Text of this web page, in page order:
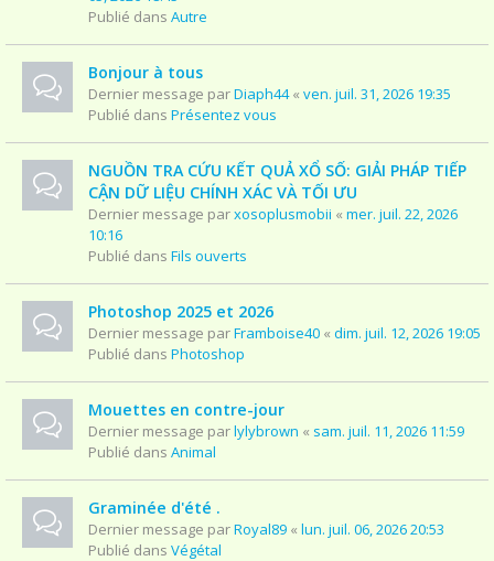
Publié dans Autre
Bonjour à tous
Dernier message parDiaph44« ven. juil. 31, 2026 19:35
Publié dans Présentez vous
NGUỒN TRA CỨU KẾT QUẢ XỔ SỐ: GIẢI PHÁP TIẾP
CẬN DỮ LIỆU CHÍNH XÁC VÀ TỐI ƯU
Dernier message parxosoplusmobii « mer. juil. 22, 2026
10:16
Publié dans Fils ouverts
Photoshop 2025 et 2026
Dernier message parFramboise40 « dim. juil. 12, 2026 19:05
Publié dans Photoshop
Mouettes en contre-jour
Dernier message parlylybrown « sam. juil. 11, 2026 11:59
Publié dans Animal
Graminée d'été .
Dernier message parRoyal89 « lun. juil. 06, 2026 20:53
Publié dans Végétal